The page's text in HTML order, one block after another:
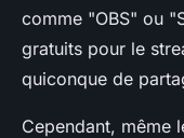
comme "OBS" ou
gratuits pour le
quiconque de
Cependant, même